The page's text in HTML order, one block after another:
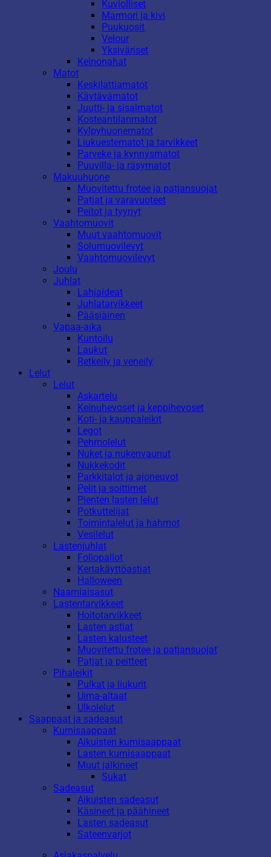
Kuviolliset
Marmori ja kivi
Puukuosit
Velour
Yksiväriset
Keinonahat
Matot
Keskilattiamatot
Käytävämatot
Juutti- ja sisalmatot
Kosteantilanmatot
Kylpyhuonematot
Liukuestematot ja tarvikkeet
Parveke ja kynnysmatot
Puuvilla- ja räsymatot
Makuuhuone
Muovitettu frotee ja patjansuojat
Patjat ja varavuoteet
Peitot ja tyynyt
Vaahtomuovit
Muut vaahtomuovit
Solumuovilevyt
Vaahtomuovilevyt
Joulu
Juhlat
Lahjaideat
Juhlatarvikkeet
Pääsiäinen
Vapaa-aika
Kuntoilu
Laukut
Retkeily ja veneily
Lelut
Lelut
Askartelu
Keinuhevoset ja keppihevoset
Koti- ja kauppaleikit
Legot
Pehmolelut
Nuket ja nukenvaunut
Nukkekodit
Parkkitalot ja ajoneuvot
Pelit ja soittimet
Pienten lasten lelut
Potkuttelijat
Toimintalelut ja hahmot
Vesilelut
Lastenjuhlat
Foliopallot
Kertakäyttöastiat
Halloween
Naamiaisasut
Lastentarvikkeet
Hoitotarvikkeet
Lasten astiat
Lasten kalusteet
Muovitettu frotee ja patjansuojat
Patjat ja peitteet
Pihaleikit
Pulkat ja liukurit
Uima-altaat
Ulkolelut
Saappaat ja sadeasut
Kumisaappaat
Aikuisten kumisaappaat
Lasten kumisaappaat
Muut jalkineet
Sukat
Sadeasut
Aikuisten sadeasut
Käsineet ja päähineet
Lasten sadeasut
Sateenvarjot